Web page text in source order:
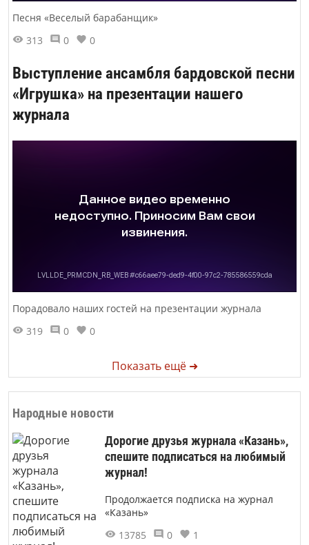
Песня «Веселый барабанщик»
313
0 0
Выступление ансамбля бардовской песни
«Игрушка» на презентации нашего
журнала
Порадовало наших гостей на презентации журнала
319
0 0
Показать ещё ➜
Народные новости
Дорогие друзья журнала «Казань»,
спешите подписаться на любимый
журнал!
Продолжается подписка на журнал
«Казань»
13785
0 1